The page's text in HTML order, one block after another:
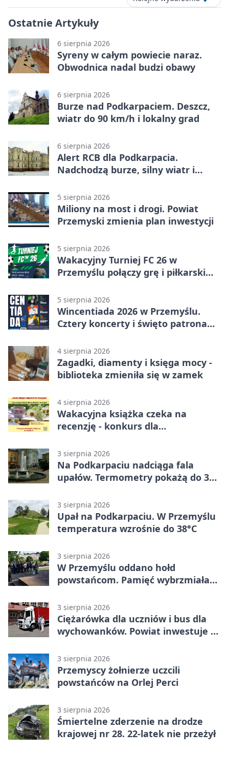
Ostatnie Artykuły
6 sierpnia 2026
Syreny w całym powiecie naraz.
Obwodnica nadal budzi obawy
6 sierpnia 2026
Burze nad Podkarpaciem. Deszcz,
wiatr do 90 km/h i lokalny grad
6 sierpnia 2026
Alert RCB dla Podkarpacia.
Nadchodzą burze, silny wiatr i
5 sierpnia 2026
Miliony na most i drogi. Powiat
Przemyski zmienia plan inwestycji
5 sierpnia 2026
Wakacyjny Turniej FC 26 w
Przemyślu połączy grę i piłkarski
5 sierpnia 2026
Wincentiada 2026 w Przemyślu.
Cztery koncerty i święto patrona
4 sierpnia 2026
Zagadki, diamenty i księga mocy -
biblioteka zmieniła się w zamek
4 sierpnia 2026
Wakacyjna książka czeka na
recenzję - konkurs dla
3 sierpnia 2026
Na Podkarpaciu nadciąga fala
upałów. Termometry pokażą do 36
3 sierpnia 2026
Upał na Podkarpaciu. W Przemyślu
temperatura wzrośnie do 38°C
3 sierpnia 2026
W Przemyślu oddano hołd
powstańcom. Pamięć wybrzmiała
3 sierpnia 2026
Ciężarówka dla uczniów i bus dla
wychowanków. Powiat inwestuje w
3 sierpnia 2026
Przemyscy żołnierze uczcili
powstańców na Orlej Perci
3 sierpnia 2026
Śmiertelne zderzenie na drodze
krajowej nr 28. 22-latek nie przeżył